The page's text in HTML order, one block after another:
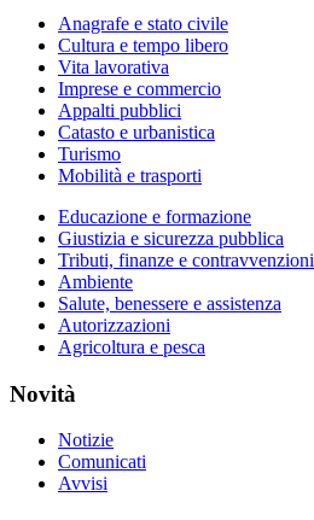
Anagrafe e stato civile
Cultura e tempo libero
Vita lavorativa
Imprese e commercio
Appalti pubblici
Catasto e urbanistica
Turismo
Mobilità e trasporti
Educazione e formazione
Giustizia e sicurezza pubblica
Tributi, finanze e contravvenzioni
Ambiente
Salute, benessere e assistenza
Autorizzazioni
Agricoltura e pesca
Novità
Notizie
Comunicati
Avvisi